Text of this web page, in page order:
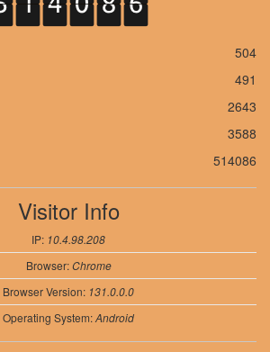
504
491
2643
3588
514086
Visitor Info
IP: 10.4.98.208
Browser:Chrome
Browser Version: 131.0.0.0
Operating System:Android